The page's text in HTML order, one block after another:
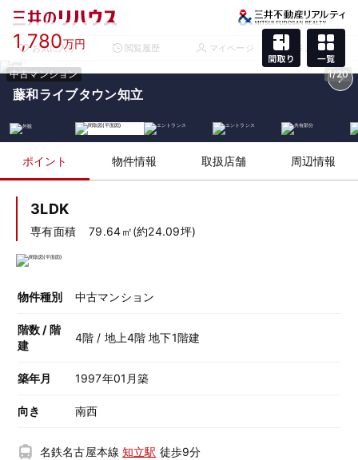
お気に入り 閲覧履歴 マイページ メニュー
中古マンション 1/20
1,780万円
藤和ライブタウン知立
ポイント 物件情報 取扱店舗 周辺情報
3LDK
専有面積 79.64㎡(約24.09坪)
物件種別 中古マンション
階数 / 階
建
4階 / 地上4階 地下1階建
築年月 1997年01月築
向き 南西
名鉄名古屋本線 知立駅 徒歩9分